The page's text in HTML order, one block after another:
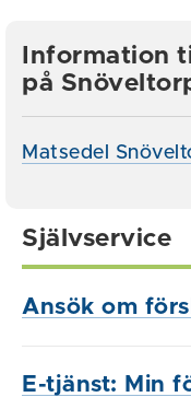
Information
på
Matsedel
Självservice
Ansök om
E-tjänst: Min